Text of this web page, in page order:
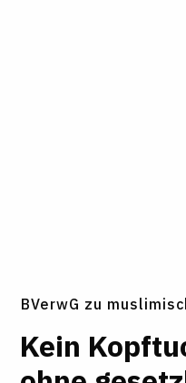
BVerwG zu
Kein